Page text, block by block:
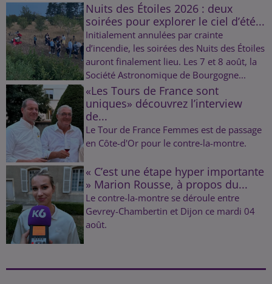
Nuits des Étoiles 2026 : deux
soirées pour explorer le ciel d’été...
Initialement annulées par crainte
d’incendie, les soirées des Nuits des Étoiles
auront finalement lieu. Les 7 et 8 août, la
Société Astronomique de Bourgogne...
«Les Tours de France sont
uniques» découvrez l’interview
de...
Le Tour de France Femmes est de passage
en Côte-d'Or pour le contre-la-montre.
« C’est une étape hyper importante
» Marion Rousse, à propos du...
Le contre-la-montre se déroule entre
Gevrey-Chambertin et Dijon ce mardi 04
août.